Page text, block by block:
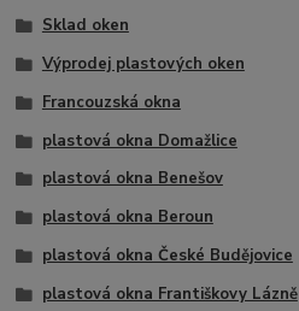
Sklad oken
Výprodej plastových oken
Francouzská okna
plastová okna Domažlice
plastová okna Benešov
plastová okna Beroun
plastová okna České Budějovice
plastová okna Františkovy Lázně